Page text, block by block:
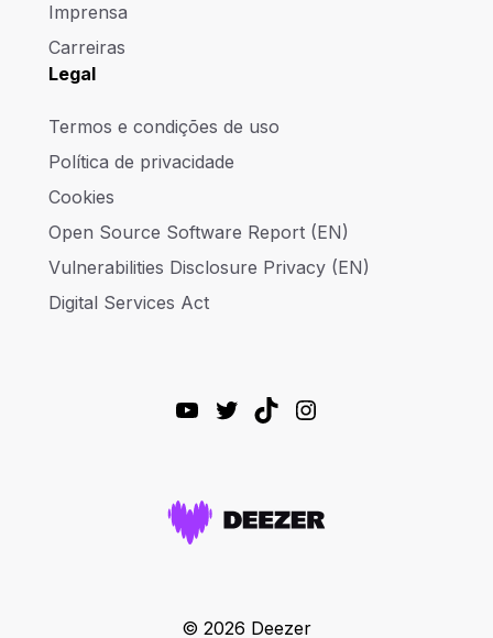
Imprensa
Carreiras
Legal
Termos e condições de uso
Política de privacidade
Cookies
Open Source Software Report (EN)
Vulnerabilities Disclosure Privacy (EN)
Digital Services Act
YouTube
Twitter
TikTokInstagram
© 2026 Deezer